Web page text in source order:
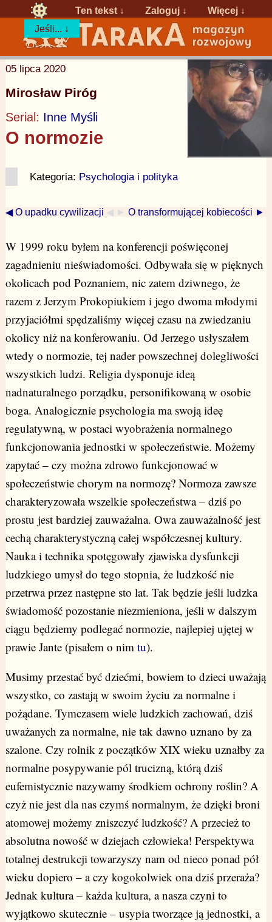
Ten tekst ↓ Zaloguj ↓
Więcej ↓
Jeśli... ↓
05 lipca 2020
Mirosław Piróg
Serial: Inne Myśli
O normozie
Kategoria: Psychologia i polityka
◀ O upadku cywilizacji ◀ ► O transformującej kobiecości ►
W 1999 roku byłem na konferencji poświęconej
zagadnieniu nieświadomości. Odbywała się w pięknych
okolicach pod Poznaniem, nic zatem dziwnego, że
razem z Jerzym Prokopiukiem i jego dwoma młodymi
przyjaciółmi spędzaliśmy więcej czasu na zwiedzaniu
okolicy niż na konferowaniu. Od Jerzego usłyszałem
wtedy o normozie, tej nader powszechnej dolegliwości
wszystkich ludzi. Religia dysponuje ideą
nadnaturalnego porządku, personifikowaną w osobie
boga. Analogicznie psychologia ma swoją ideę
regulatywną, w postaci wyobrażenia normalnego
funkcjonowania jednostki w społeczeństwie. Możemy
zapytać – czy można zdrowo funkcjonować w
społeczeństwie chorym na normozę? Normoza zawsze
charakteryzowała wszelkie społeczeństwa – dziś po
prostu jest bardziej zauważalna. Owa zauważalność jest
cechą charakterystyczną całej współczesnej kultury.
Nauka i technika spotęgowały zjawiska dysfunkcji
ludzkiego umysł do tego stopnia, że ludzkość nie
przetrwa przez następne sto lat. Tak będzie jeśli ludzka
świadomość pozostanie niezmieniona, jeśli w dalszym
ciągu będziemy podlegać normozie, najlepiej ujętej w
prawie Jante (pisałem o nim tu).
Musimy przestać być dziećmi, bowiem to dzieci uważają
wszystko, co zastają w swoim życiu za normalne i
pożądane. Tymczasem wiele ludzkich zachowań, dziś
uważanych za normalne, nie tak dawno uznano by za
szalone. Czy rolnik z początków XIX wieku uznałby za
normalne posypywanie pól trucizną, którą dziś
eufemistycznie nazywamy środkiem ochrony roślin? A
czyż nie jest dla nas czymś normalnym, że dzięki broni
atomowej możemy zniszczyć ludzkość? A przecież to
absolutna nowość w dziejach człowieka! Perspektywa
totalnej destrukcji towarzyszy nam od nieco ponad pół
wieku dopiero – a czy kogokolwiek ona dziś przeraża?
Jednak kultura – każda kultura, a nasza czyni to
wyjątkowo skutecznie – usypia tworzące ją jednostki, a